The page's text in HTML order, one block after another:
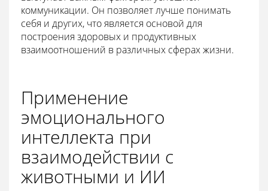
коммуникации. Он позволяет лучше понимать
себя и других, что является основой для
построения здоровых и продуктивных
взаимоотношений в различных сферах жизни.
Применение
эмоционального
интеллекта при
взаимодействии с
животными и ИИ